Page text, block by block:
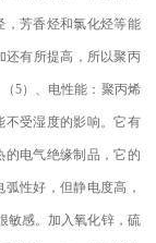
，芳香烃和氯化烃等能
还有所提高，所以聚丙
（5）、电性能：聚丙烯
不受湿度的影响。它有
电气绝缘制品，它的
性好，但静电度高，
敏感。加入氧化锌，硫